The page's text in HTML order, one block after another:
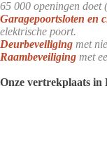
65 000 openingen
Garagepoortsloten en
elektrische poort.
Deurbeveiliging met
Raambeveiliging met
Onze vertrekplaats in